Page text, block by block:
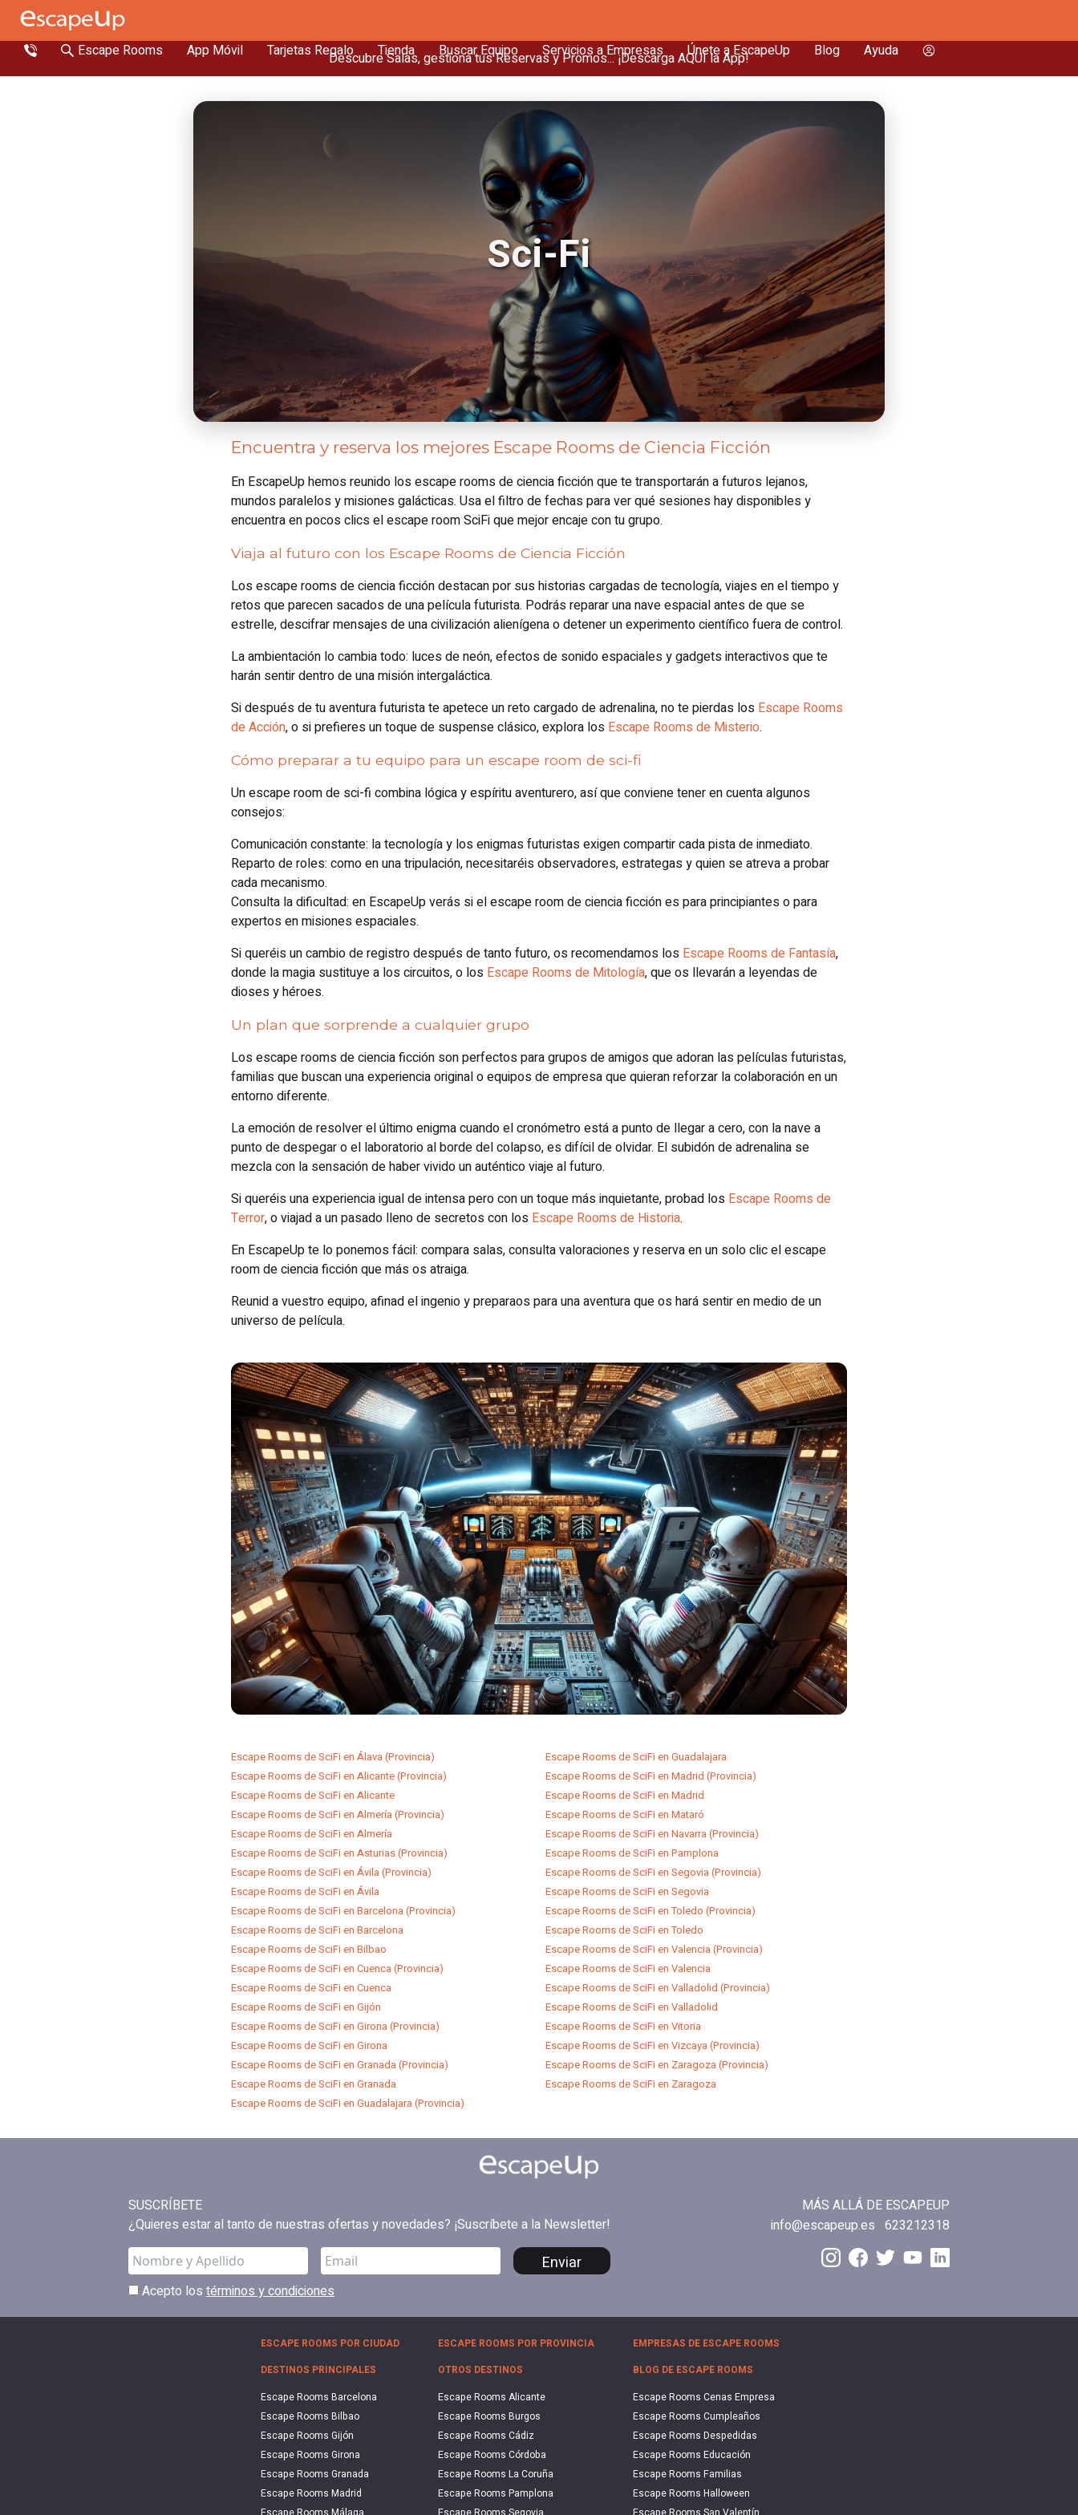
Escape Rooms App Móvil Tarjetas Regalo Tienda Buscar Equipo Servicios a Empresas Únete a EscapeUp Blog Ayuda
Descubre Salas, gestiona tus Reservas y Promos... ¡Descarga AQUÍ la App!
Sci-Fi
Encuentra y reserva los mejores Escape Rooms de Ciencia Ficción
En EscapeUp hemos reunido los escape rooms de ciencia ficción que te transportarán a futuros lejanos,
mundos paralelos y misiones galácticas. Usa el filtro de fechas para ver qué sesiones hay disponibles y
encuentra en pocos clics el escape room SciFi que mejor encaje con tu grupo.
Viaja al futuro con los Escape Rooms de Ciencia Ficción
Los escape rooms de ciencia ficción destacan por sus historias cargadas de tecnología, viajes en el tiempo y
retos que parecen sacados de una película futurista. Podrás reparar una nave espacial antes de que se
estrelle, descifrar mensajes de una civilización alienígena o detener un experimento científico fuera de control.
La ambientación lo cambia todo: luces de neón, efectos de sonido espaciales y gadgets interactivos que te
harán sentir dentro de una misión intergaláctica.
Si después de tu aventura futurista te apetece un reto cargado de adrenalina, no te pierdas los Escape Rooms
de Acción, o si prefieres un toque de suspense clásico, explora los Escape Rooms de Misterio.
Cómo preparar a tu equipo para un escape room de sci-fi
Un escape room de sci-fi combina lógica y espíritu aventurero, así que conviene tener en cuenta algunos
consejos:
Comunicación constante: la tecnología y los enigmas futuristas exigen compartir cada pista de inmediato.
Reparto de roles: como en una tripulación, necesitaréis observadores, estrategas y quien se atreva a probar
cada mecanismo.
Consulta la dificultad: en EscapeUp verás si el escape room de ciencia ficción es para principiantes o para
expertos en misiones espaciales.
Si queréis un cambio de registro después de tanto futuro, os recomendamos los Escape Rooms de Fantasía,
donde la magia sustituye a los circuitos, o los Escape Rooms de Mitología, que os llevarán a leyendas de
dioses y héroes.
Un plan que sorprende a cualquier grupo
Los escape rooms de ciencia ficción son perfectos para grupos de amigos que adoran las películas futuristas,
familias que buscan una experiencia original o equipos de empresa que quieran reforzar la colaboración en un
entorno diferente.
La emoción de resolver el último enigma cuando el cronómetro está a punto de llegar a cero, con la nave a
punto de despegar o el laboratorio al borde del colapso, es difícil de olvidar. El subidón de adrenalina se
mezcla con la sensación de haber vivido un auténtico viaje al futuro.
Si queréis una experiencia igual de intensa pero con un toque más inquietante, probad los Escape Rooms de
Terror, o viajad a un pasado lleno de secretos con los Escape Rooms de Historia.
En EscapeUp te lo ponemos fácil: compara salas, consulta valoraciones y reserva en un solo clic el escape
room de ciencia ficción que más os atraiga.
Reunid a vuestro equipo, afinad el ingenio y preparaos para una aventura que os hará sentir en medio de un
universo de película.
Escape Rooms de SciFi en Álava (Provincia)
Escape Rooms de SciFi en Alicante (Provincia)
Escape Rooms de SciFi en Alicante
Escape Rooms de SciFi en Almería (Provincia)
Escape Rooms de SciFi en Almería
Escape Rooms de SciFi en Asturias (Provincia)
Escape Rooms de SciFi en Ávila (Provincia)
Escape Rooms de SciFi en Ávila
Escape Rooms de SciFi en Barcelona (Provincia)
Escape Rooms de SciFi en Barcelona
Escape Rooms de SciFi en Bilbao
Escape Rooms de SciFi en Cuenca (Provincia)
Escape Rooms de SciFi en Cuenca
Escape Rooms de SciFi en Gijón
Escape Rooms de SciFi en Girona (Provincia)
Escape Rooms de SciFi en Girona
Escape Rooms de SciFi en Granada (Provincia)
Escape Rooms de SciFi en Granada
Escape Rooms de SciFi en Guadalajara (Provincia)
Escape Rooms de SciFi en Guadalajara
Escape Rooms de SciFi en Madrid (Provincia)
Escape Rooms de SciFi en Madrid
Escape Rooms de SciFi en Mataró
Escape Rooms de SciFi en Navarra (Provincia)
Escape Rooms de SciFi en Pamplona
Escape Rooms de SciFi en Segovia (Provincia)
Escape Rooms de SciFi en Segovia
Escape Rooms de SciFi en Toledo (Provincia)
Escape Rooms de SciFi en Toledo
Escape Rooms de SciFi en Valencia (Provincia)
Escape Rooms de SciFi en Valencia
Escape Rooms de SciFi en Valladolid (Provincia)
Escape Rooms de SciFi en Valladolid
Escape Rooms de SciFi en Vitoria
Escape Rooms de SciFi en Vizcaya (Provincia)
Escape Rooms de SciFi en Zaragoza (Provincia)
Escape Rooms de SciFi en Zaragoza
SUSCRÍBETE
¿Quieres estar al tanto de nuestras ofertas y novedades? ¡Suscríbete a la Newsletter!
Enviar
Acepto los términos y condiciones
MÁS ALLÁ DE ESCAPEUP
info@escapeup.es 623212318
ESCAPE ROOMS POR CIUDAD
DESTINOS PRINCIPALES
Escape Rooms Barcelona
Escape Rooms Bilbao
Escape Rooms Gijón
Escape Rooms Girona
Escape Rooms Granada
Escape Rooms Madrid
ESCAPE ROOMS POR PROVINCIA
OTROS DESTINOS
Escape Rooms Alicante
Escape Rooms Burgos
Escape Rooms Cádiz
Escape Rooms Córdoba
Escape Rooms La Coruña
Escape Rooms Pamplona
EMPRESAS DE ESCAPE ROOMS
BLOG DE ESCAPE ROOMS
Escape Rooms Cenas Empresa
Escape Rooms Cumpleaños
Escape Rooms Despedidas
Escape Rooms Educación
Escape Rooms Familias
Escape Rooms Halloween